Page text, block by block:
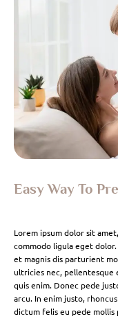
Easy Way To
Lorem ipsum dolor sit
commodo ligula eget dolor.
et magnis dis parturient
ultricies nec, pellentesque
quis enim. Donec pede
arcu. In enim justo,
dictum felis eu pede